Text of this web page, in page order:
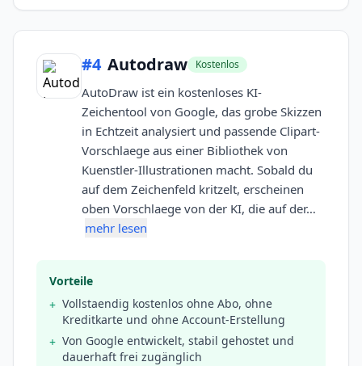
#4 Autodraw Kostenlos
AutoDraw ist ein kostenloses KI-
Zeichentool von Google, das grobe Skizzen
in Echtzeit analysiert und passende Clipart-
Vorschlaege aus einer Bibliothek von
Kuenstler-Illustrationen macht. Sobald du
auf dem Zeichenfeld kritzelt, erscheinen
oben Vorschlaege von der KI, die auf der…
mehr lesen
Vorteile
+ Vollstaendig kostenlos ohne Abo, ohne
Kreditkarte und ohne Account-Erstellung
+ Von Google entwickelt, stabil gehostet und
dauerhaft frei zugänglich